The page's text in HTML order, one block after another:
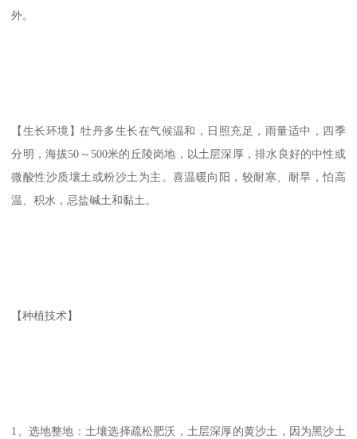
外。
【生长环境】牡丹多生长在气候温和，日照充足，雨量适中，四季
分明，海拔50～500米的丘陵岗地，以土层深厚，排水良好的中性或
微酸性沙质壤土或粉沙土为主。喜温暖向阳，较耐寒、耐旱，怕高
温、积水，忌盐碱土和黏土。
【种植技术】
1、选地整地：土壤选择疏松肥沃，土层深厚的黄沙土，因为黑沙土